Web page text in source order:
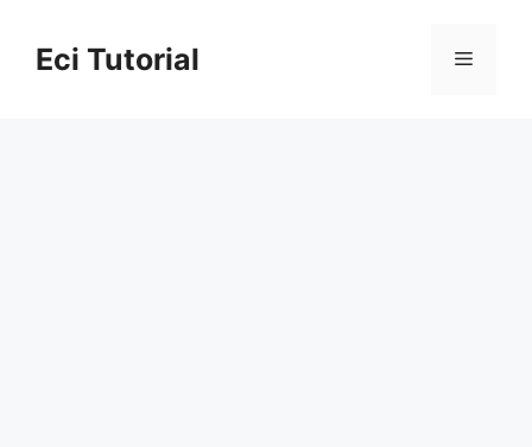
contentEci Tutorial Menu